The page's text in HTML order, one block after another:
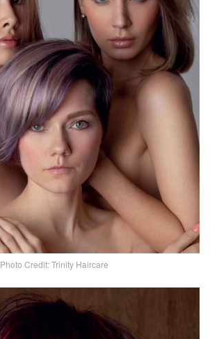
Photo Credit: Trinity Haircare